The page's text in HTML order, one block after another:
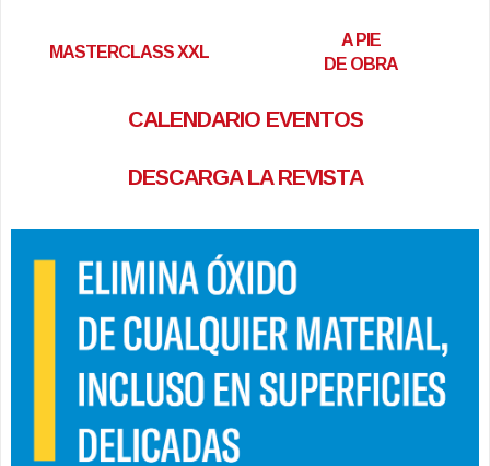
MASTERCLASS XXL
A PIE
DE OBRA
CALENDARIO EVENTOS
DESCARGA LA REVISTA